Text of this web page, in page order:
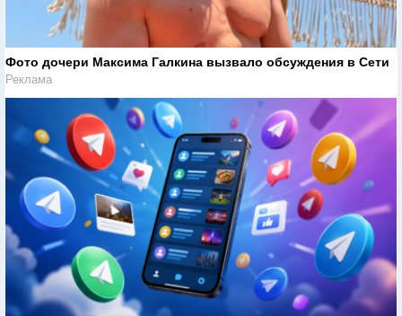
Фото дочери Максима Галкина вызвало обсуждения в Сети
Реклама